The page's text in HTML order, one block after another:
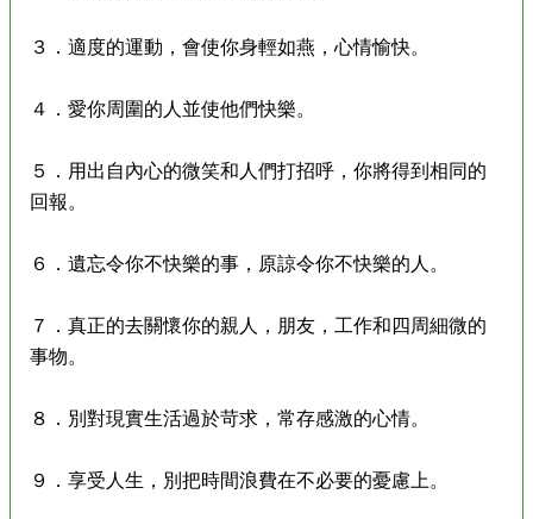
３．適度的運動，會使你身輕如燕，心情愉快。
４．愛你周圍的人並使他們快樂。
５．用出自內心的微笑和人們打招呼，你將得到相同的
回報。
６．遺忘令你不快樂的事，原諒令你不快樂的人。
７．真正的去關懷你的親人，朋友，工作和四周細微的
事物。
８．別對現實生活過於苛求，常存感激的心情。
９．享受人生，別把時間浪費在不必要的憂慮上。